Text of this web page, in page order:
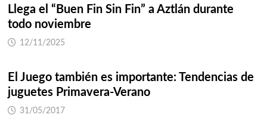
Llega el “Buen Fin Sin Fin” a Aztlán durante
todo noviembre
12/11/2025
El Juego también es importante: Tendencias de
juguetes Primavera-Verano
31/05/2017